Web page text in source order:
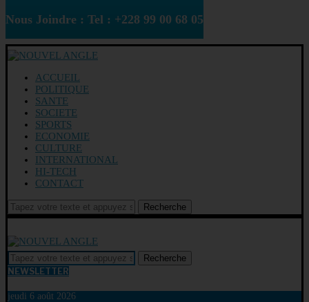
Nous Joindre : Tel : +228 99 00 68 05
ACCUEIL
POLITIQUE
SANTE
SOCIETE
SPORTS
ECONOMIE
CULTURE
INTERNATIONAL
HI-TECH
CONTACT
Recherche
Recherche
NEWSLETTER
jeudi 6 août 2026